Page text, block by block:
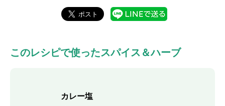
このレシピで使ったスパイス＆ハーブ
カレー塩